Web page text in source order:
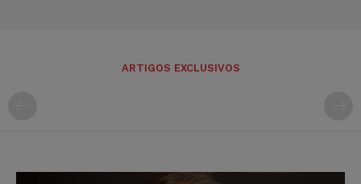
ARTIGOS EXCLUSIVOS